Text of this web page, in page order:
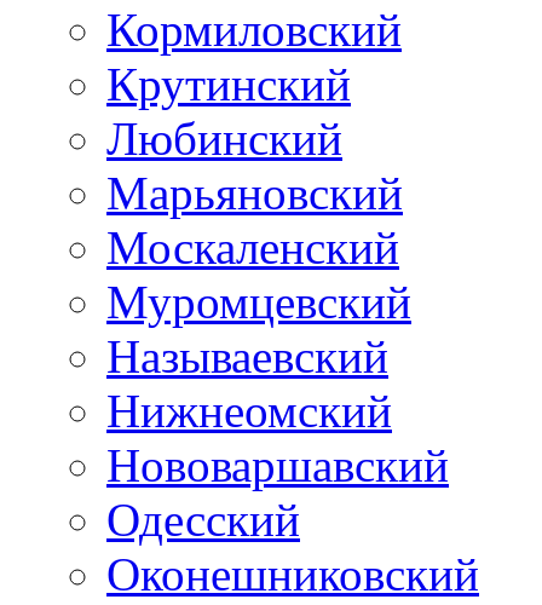
Кормиловский
Крутинский
Любинский
Марьяновский
Москаленский
Муромцевский
Называевский
Нижнеомский
Нововаршавский
Одесский
Оконешниковский